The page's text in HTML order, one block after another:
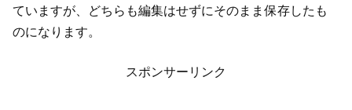
ていますが、どちらも編集はせずにそのまま保存したも
のになります。
スポンサーリンク